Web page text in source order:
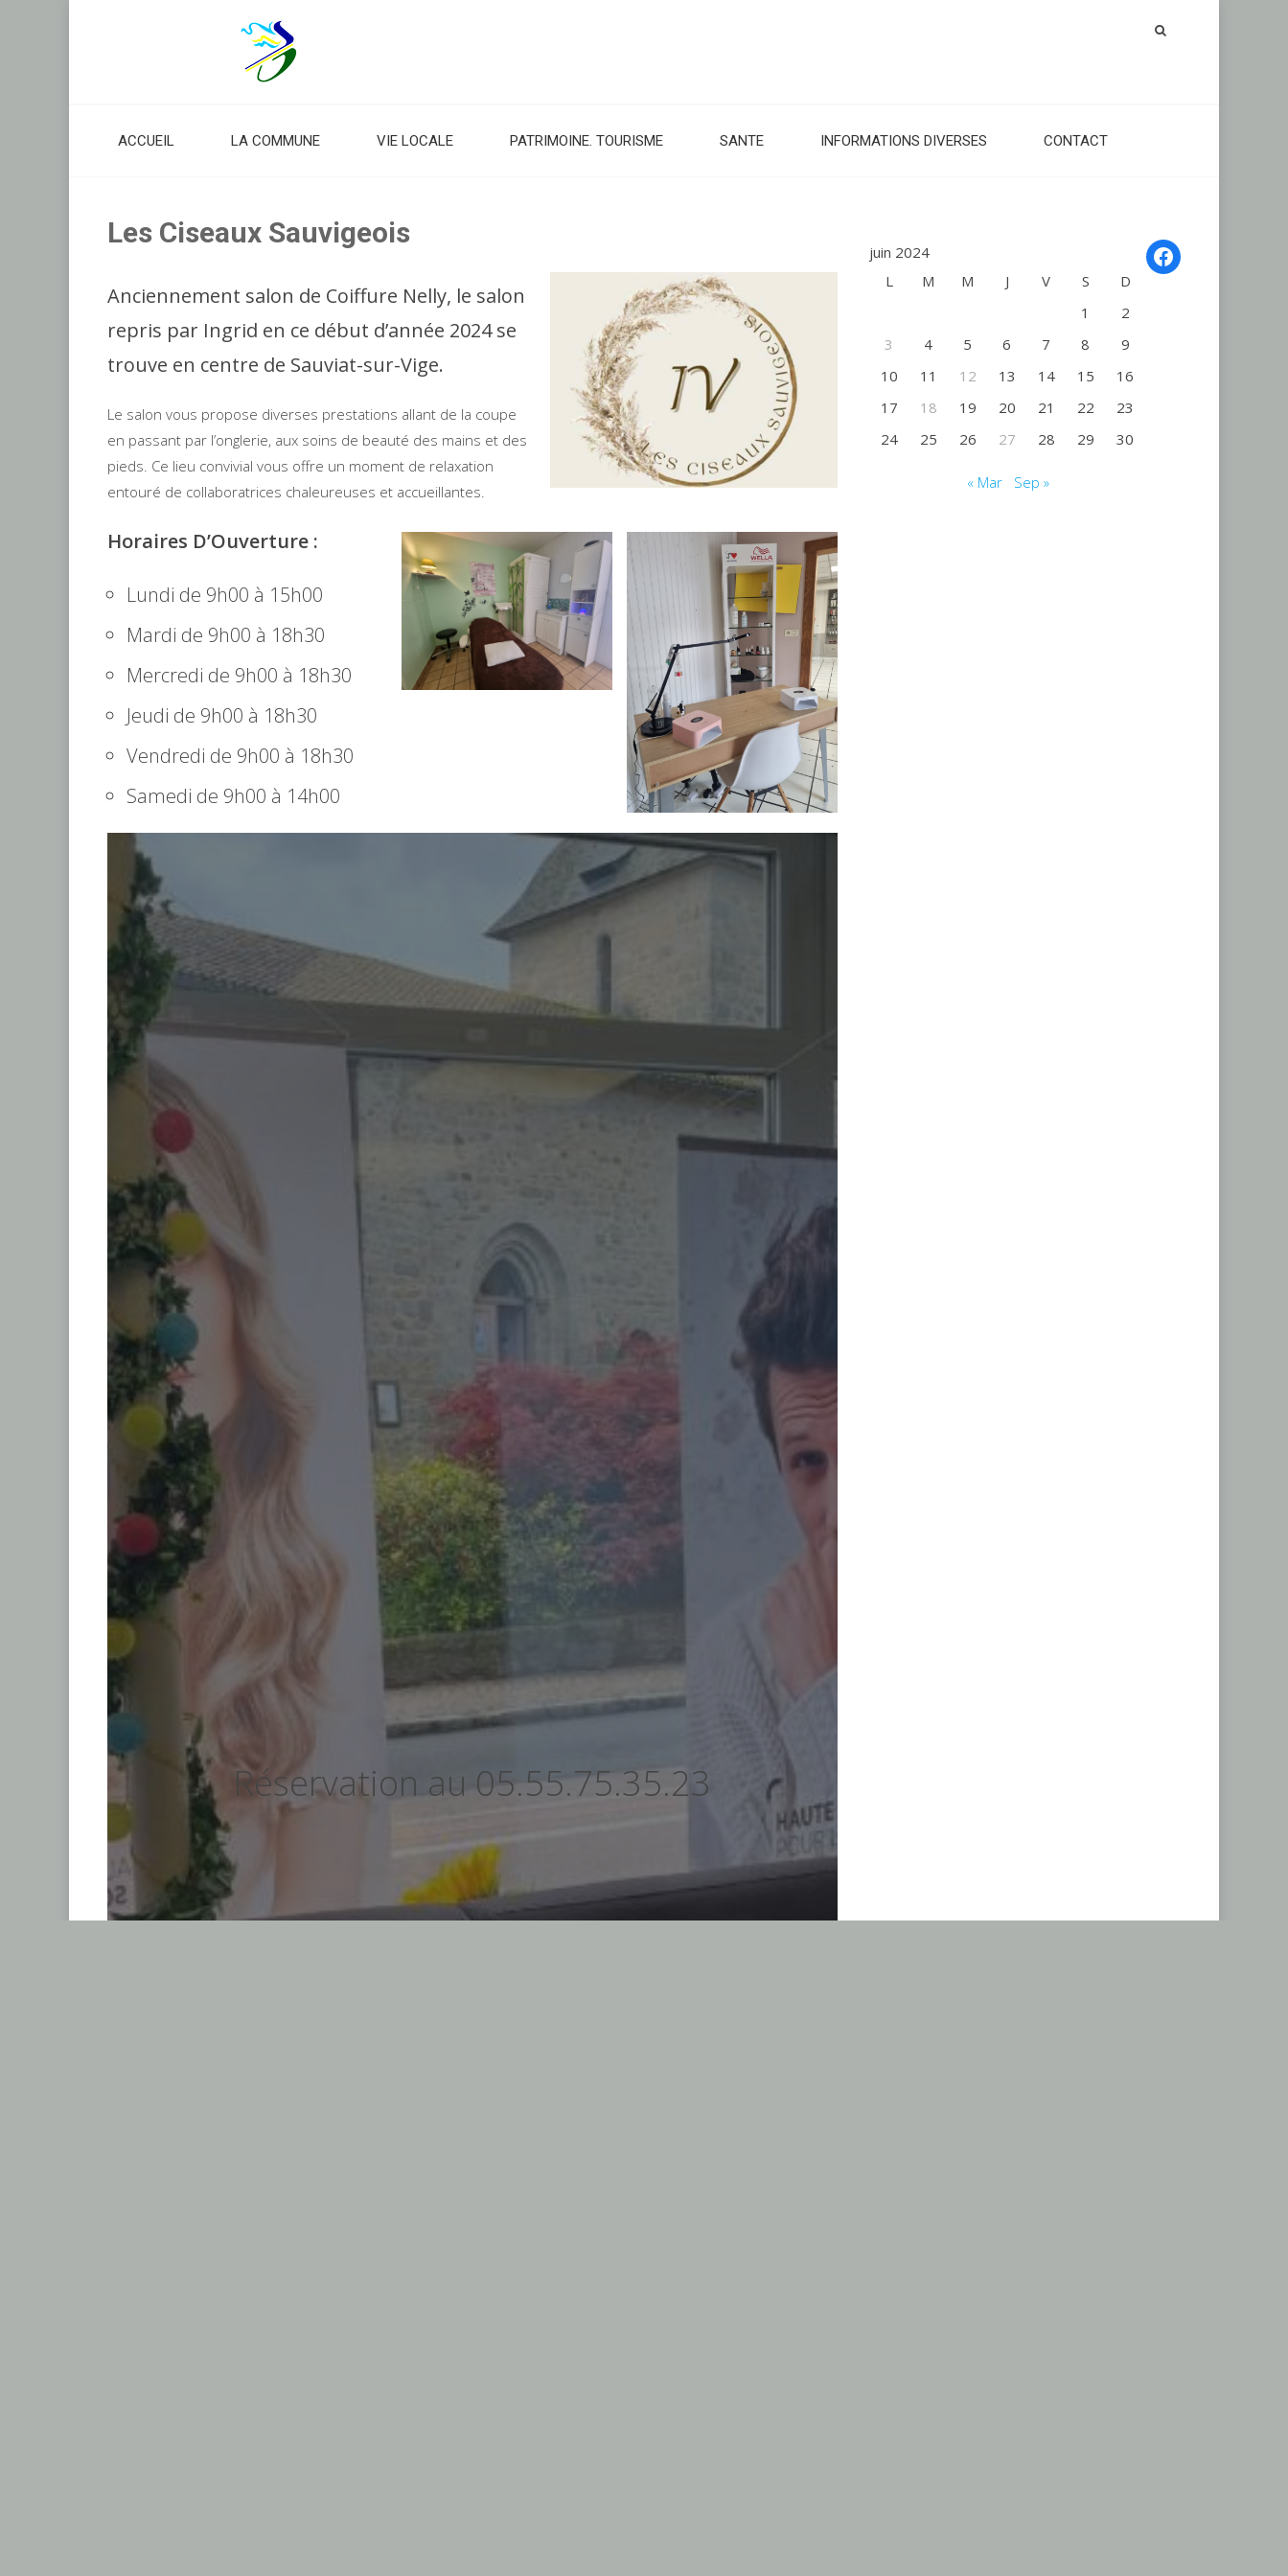
ACCUEIL LA COMMUNE VIE LOCALE PATRIMOINE. TOURISME SANTE INFORMATIONS DIVERSES CONTACT
Les Ciseaux Sauvigeois
Anciennement salon de Coiffure Nelly, le salon
repris par Ingrid en ce début d’année 2024 se
trouve en centre de Sauviat-sur-Vige.
Le salon vous propose diverses prestations allant de la coupe
en passant par l’onglerie, aux soins de beauté des mains et des
pieds. Ce lieu convivial vous offre un moment de relaxation
entouré de collaboratrices chaleureuses et accueillantes.
Horaires D’Ouverture :
Lundi de 9h00 à 15h00
Mardi de 9h00 à 18h30
Mercredi de 9h00 à 18h30
Jeudi de 9h00 à 18h30
Vendredi de 9h00 à 18h30
Samedi de 9h00 à 14h00
Réservation au 05.55.75.35.23
Facebook
juin 2024
L
M M J V S
D
1
2
3
4 5 6 7 8
9
10
11 12 13 14 15
16
17
18 19 20 21 22
23
24
25 26 27 28 29 30
« Mar Sep »